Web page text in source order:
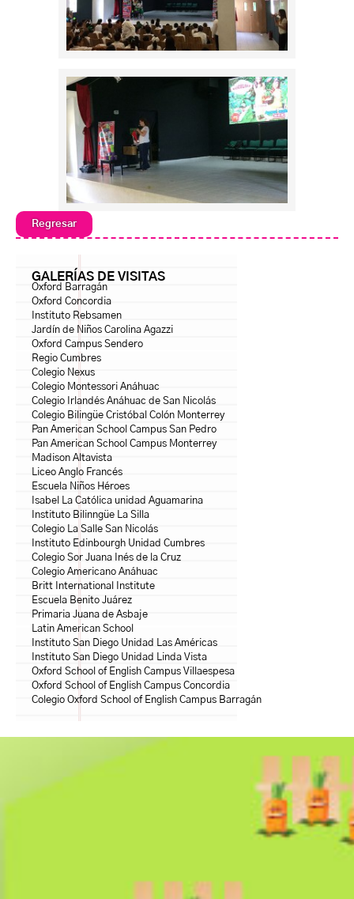
Regresar
GALERÍAS DE VISITAS
Oxford Barragán
Oxford Concordia
Instituto Rebsamen
Jardín de Niños Carolina Agazzi
Oxford Campus Sendero
Regio Cumbres
Colegio Nexus
Colegio Montessori Anáhuac
Colegio Irlandés Anáhuac de San Nicolás
Colegio Bilingüe Cristóbal Colón Monterrey
Pan American School Campus San Pedro
Pan American School Campus Monterrey
Madison Altavista
Liceo Anglo Francés
Escuela Niños Héroes
Isabel La Católica unidad Aguamarina
Instituto Bilinngüe La Silla
Colegio La Salle San Nicolás
Instituto Edinbourgh Unidad Cumbres
Colegio Sor Juana Inés de la Cruz
Colegio Americano Anáhuac
Britt International Institute
Escuela Benito Juárez
Primaria Juana de Asbaje
Latin American School
Instituto San Diego Unidad Las Américas
Instituto San Diego Unidad Linda Vista
Oxford School of English Campus Villaespesa
Oxford School of English Campus Concordia
Colegio Oxford School of English Campus Barragán